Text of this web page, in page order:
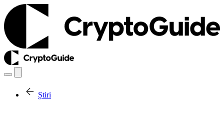
Știri